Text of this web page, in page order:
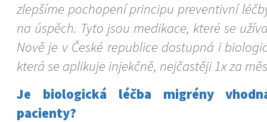
zlepšíme pochopení principu preventivní
na úspěch. Tyto jsou medikace, které se
Nově je v České republice dostupná i
která se aplikuje injekčně, nejčastěji 1x za
Je biologická léčba migrény
pacienty?